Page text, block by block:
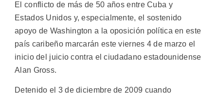
El conflicto de más de 50 años entre Cuba y
Estados Unidos y, especialmente, el sostenido
apoyo de Washington a la oposición política en este
país caribeño marcarán este viernes 4 de marzo el
inicio del juicio contra el ciudadano estadounidense
Alan Gross.
Detenido el 3 de diciembre de 2009 cuando